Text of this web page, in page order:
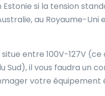
si la tension
au Royaume-
entre 100V-127V
Sud), il vous faudra un
votre équipement